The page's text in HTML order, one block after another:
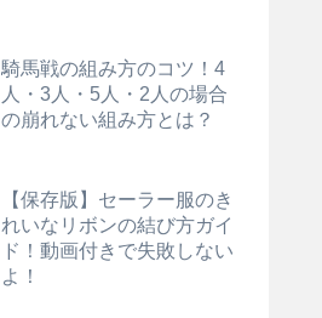
騎馬戦の組み方のコツ！4
人・3人・5人・2人の場合
の崩れない組み方とは？
【保存版】セーラー服のき
れいなリボンの結び方ガイ
ド！動画付きで失敗しない
よ！